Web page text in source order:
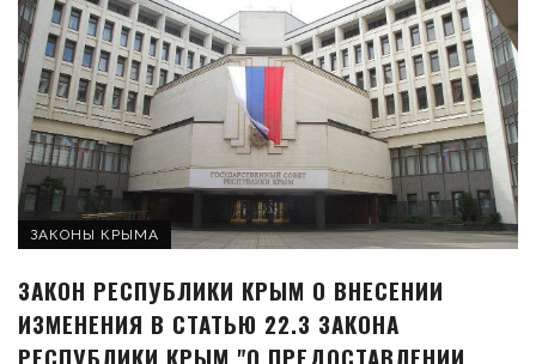
ЗАКОНЫ КРЫМА
ЗАКОН РЕСПУБЛИКИ КРЫМ О ВНЕСЕНИИ
ИЗМЕНЕНИЯ В СТАТЬЮ 22.3 ЗАКОНА
РЕСПУБЛИКИ КРЫМ "О ПРЕДОСТАВЛЕНИИ